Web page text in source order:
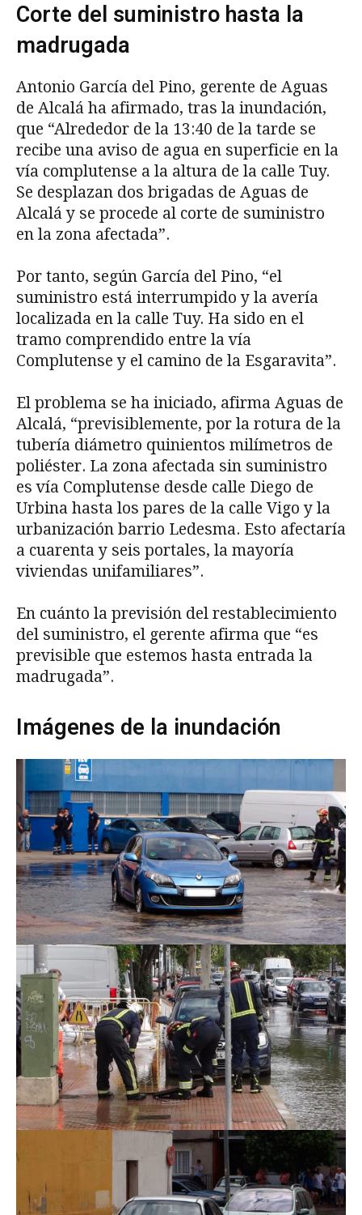
Corte del suministro hasta la
madrugada
Antonio García del Pino, gerente de Aguas
de Alcalá ha afirmado, tras la inundación,
que “Alrededor de la 13:40 de la tarde se
recibe una aviso de agua en superficie en la
vía complutense a la altura de la calle Tuy.
Se desplazan dos brigadas de Aguas de
Alcalá y se procede al corte de suministro
en la zona afectada”.
Por tanto, según García del Pino, “el
suministro está interrumpido y la avería
localizada en la calle Tuy. Ha sido en el
tramo comprendido entre la vía
Complutense y el camino de la Esgaravita”.
El problema se ha iniciado, afirma Aguas de
Alcalá, “previsiblemente, por la rotura de la
tubería diámetro quinientos milímetros de
poliéster. La zona afectada sin suministro
es vía Complutense desde calle Diego de
Urbina hasta los pares de la calle Vigo y la
urbanización barrio Ledesma. Esto afectaría
a cuarenta y seis portales, la mayoría
viviendas unifamiliares”.
En cuánto la previsión del restablecimiento
del suministro, el gerente afirma que “es
previsible que estemos hasta entrada la
madrugada”.
Imágenes de la inundación